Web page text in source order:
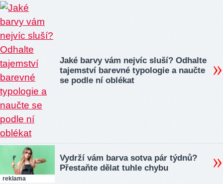
Jaké barvy vám nejvíc sluší? Odhalte
tajemství barevné typologie a naučte
se podle ní oblékat
reklama
Vydrží vám barva sotva pár týdnů?
Přestaňte dělat tuhle chybu